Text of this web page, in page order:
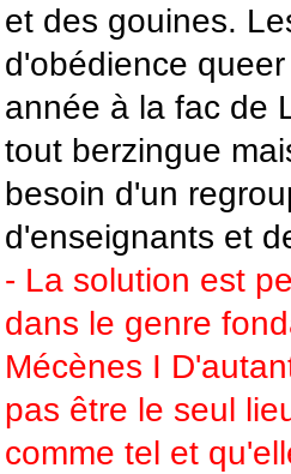
et des gouines.
d'obédience
année à la fac de
tout berzingue
besoin d'un
d'enseignants et
- La solution est
dans le genre
Mécènes I
pas être le seul
comme tel et